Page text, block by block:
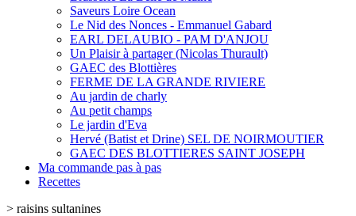
Saveurs Loire Ocean
Le Nid des Nonces - Emmanuel Gabard
EARL DELAUBIO - PAM D'ANJOU
Un Plaisir à partager (Nicolas Thurault)
GAEC des Blottières
FERME DE LA GRANDE RIVIERE
Au jardin de charly
Au petit champs
Le jardin d'Eva
Hervé (Batist et Drine) SEL DE NOIRMOUTIER
GAEC DES BLOTTIERES SAINT JOSEPH
Ma commande pas à pas
Recettes
> raisins sultanines